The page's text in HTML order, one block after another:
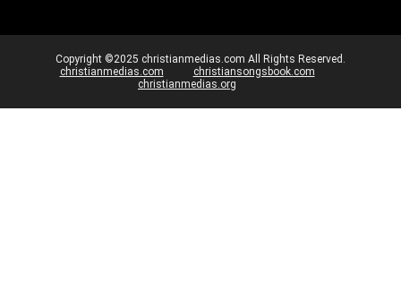
Copyright ©2025 christianmedias.com All Rights Reserved.
christianmedias.com
christiansongsbook.com
christianmedias.org